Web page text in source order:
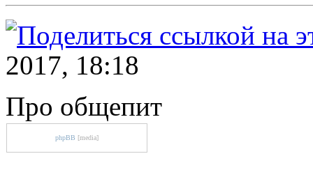
2017, 18:18
Про общепит
phpBB [media]